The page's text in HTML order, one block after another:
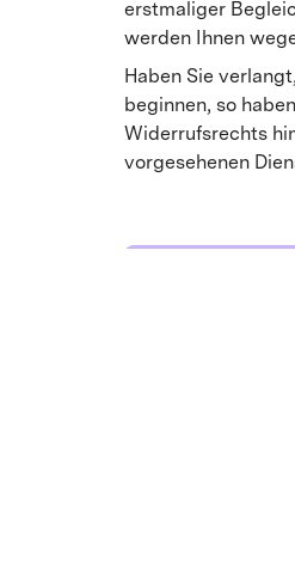
erstmaliger
werden Ihnen
Haben Sie
beginnen, so
Widerrufsrechts
vorgesehenen